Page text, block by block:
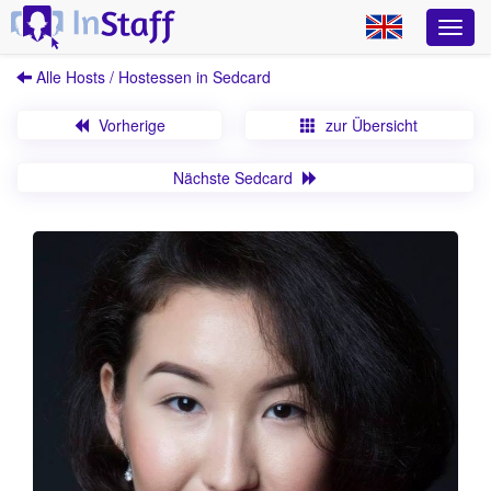
Alle Hosts / Hostessen in Sedcard
Vorherige zur Übersicht
Nächste Sedcard